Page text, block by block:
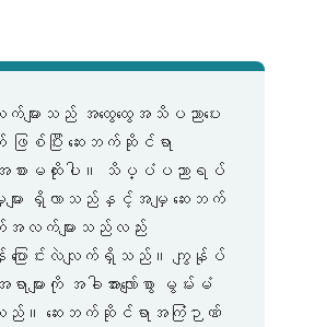
ျားသည် အထွေထွေအသိပညာပေး
ြစ်ပြီး ဆေးဘက်ဆိုင်ရာ
စားမထိုးပါ။ သိပ္ပံပညာရပ်
များ ရှိလာသည်နှင့်အမျှ ဆေးဘက်
လက်များသည်လည်း
ပြောင်းလဲလျက်ရှိသည်။ ကျွန်ုပ်
ာများကို အခါအားလျော်စွာ မွမ်းမံ
။ ဆေးဘက်ဆိုင်ရာအကြံဉာဏ်